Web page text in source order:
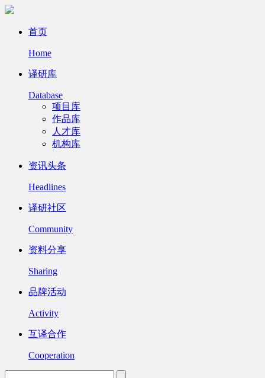
首页
Home
译研库
Database
项目库
作品库
人才库
机构库
资讯头条
Headlines
译研社区
Community
资料分享
Sharing
品牌活动
Activity
互译合作
Cooperation